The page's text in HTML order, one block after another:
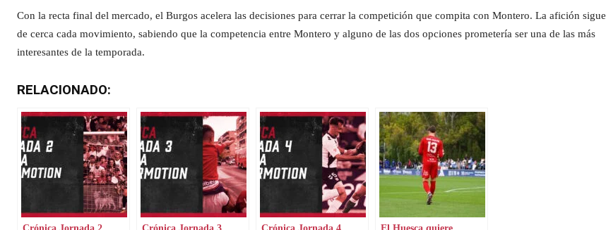
Con la recta final del mercado, el Burgos acelera las decisiones para cerrar la competición que compita con Montero. La afición sigue
de cerca cada movimiento, sabiendo que la competencia entre Montero y alguno de las dos opciones prometería ser una de las más
interesantes de la temporada.
RELACIONADO: